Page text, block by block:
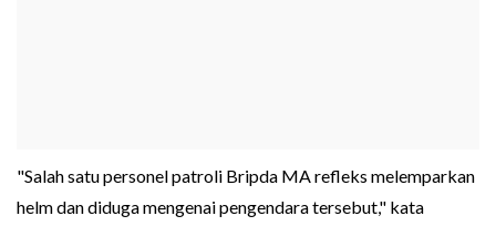
"Salah satu personel patroli Bripda MA refleks melemparkan
helm dan diduga mengenai pengendara tersebut," kata